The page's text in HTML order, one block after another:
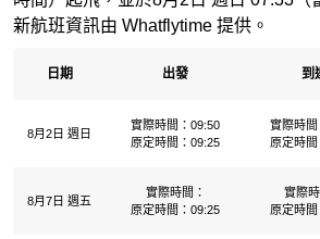
新航班資訊由 Whatflytime 提供。
日期 出發 到
8月2日 週日
實際時間：09:50
原定時間：09:25
實際時間
原定時
8月7日 週五
實際時間：
原定時間：09:25
實際時
原定時